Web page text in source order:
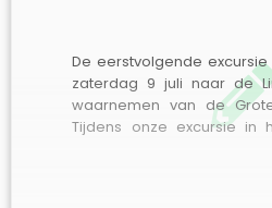
De eerstvolgende
zaterdag 9 juli naar de
waarnemen van de
Tijdens onze excursie in